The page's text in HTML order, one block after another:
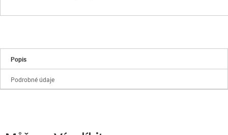
Popis
Podrobné údaje